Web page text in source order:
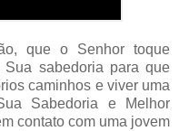
que o Senhor toque
sabedoria para que
caminhos e viver uma
Sabedoria e Melhor
contato com uma jovem